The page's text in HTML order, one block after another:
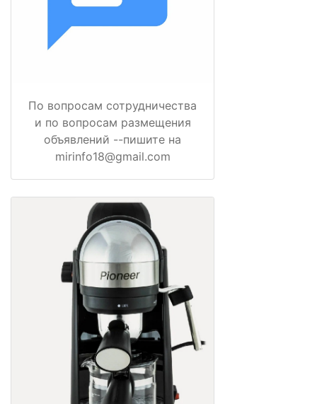
По вопросам сотрудничества
и по вопросам размещения
объявлений --пишите на
mirinfo18@gmail.com